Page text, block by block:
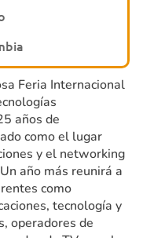
Feria Internacional
años de
como el lugar
y el networking
año más reunirá a
como
tecnología y
operadores de